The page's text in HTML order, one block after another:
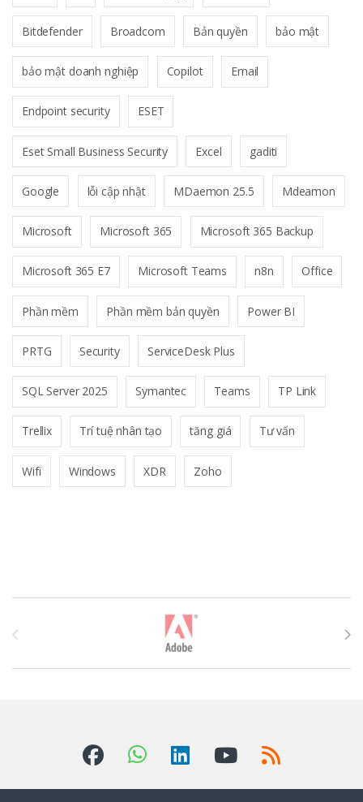
Bitdefender Broadcom Bản quyền bảo mật
bảo mật doanh nghiệp Copilot Email
Endpoint security ESET
Eset Small Business Security Excel gaditi
Google lỗi cập nhật MDaemon 25.5 Mdeamon
Microsoft Microsoft 365 Microsoft 365 Backup
Microsoft 365 E7 Microsoft Teams n8n Office
Phần mềm Phần mềm bản quyền Power BI
PRTG Security ServiceDesk Plus
SQL Server 2025 Symantec Teams TP Link
Trellix Trí tuệ nhân tạo tăng giá Tư vấn
Wifi Windows XDR Zoho
ư